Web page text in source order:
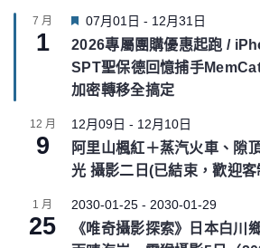
r
e
d
7 月
1
F
e
a
t
u
e
d
07月01日 - 12月31日
2026專屬團購優惠起跑 /
SPT聖保德回憶捕手
加密轉移全搞定
12 月
9
12月09日 - 12月10日
阿里山楓紅＋蒸汽火車、隙
光 攝影二日(已結束，歡迎客
1 月
25
2030-01-25 - 2030-01-29
《唯奇攝影探索》日本白川